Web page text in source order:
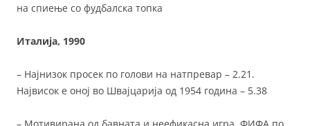
на спиење со фудбалска топка
Италија, 1990
– Најнизок просек по голови на натпревар – 2.21.
Највисок е оној во Швајцарија од 1954 година – 5.38